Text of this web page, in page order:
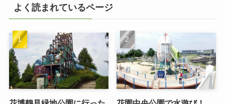
よく読まれているページ